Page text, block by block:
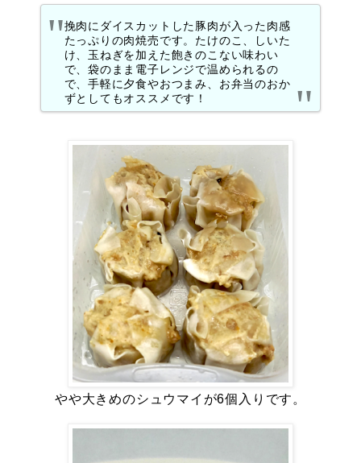
挽肉にダイスカットした豚肉が入った肉感
たっぷりの肉焼売です。たけのこ、しいた
け、玉ねぎを加えた飽きのこない味わい
で、袋のまま電子レンジで温められるの
で、手軽に夕食やおつまみ、お弁当のおか
ずとしてもオススメです！
やや大きめのシュウマイが6個入りです。